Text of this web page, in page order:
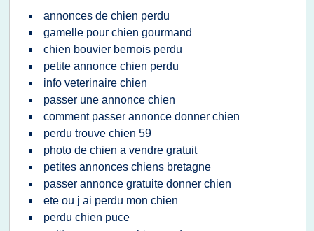
annonces de chien perdu
gamelle pour chien gourmand
chien bouvier bernois perdu
petite annonce chien perdu
info veterinaire chien
passer une annonce chien
comment passer annonce donner chien
perdu trouve chien 59
photo de chien a vendre gratuit
petites annonces chiens bretagne
passer annonce gratuite donner chien
ete ou j ai perdu mon chien
perdu chien puce